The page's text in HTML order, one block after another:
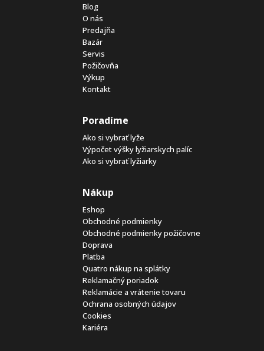
Blog
O nás
Predajňa
Bazár
Servis
Požičovňa
Výkup
Kontakt
Poradíme
Ako si vybrať lyže
Výpočet výšky lyžiarskych palíc
Ako si vybrať lyžiarky
Nákup
Eshop
Obchodné podmienky
Obchodné podmienky požičovne
Doprava
Platba
Quatro nákup na splátky
Reklamačný poriadok
Reklamácie a vrátenie tovaru
Ochrana osobných údajov
Cookies
Kariéra